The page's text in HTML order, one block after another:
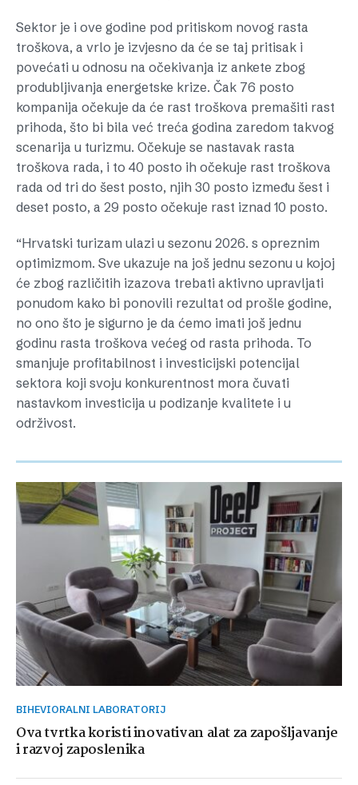
Sektor je i ove godine pod pritiskom novog rasta
troškova, a vrlo je izvjesno da će se taj pritisak i
povećati u odnosu na očekivanja iz ankete zbog
produbljivanja energetske krize. Čak 76 posto
kompanija očekuje da će rast troškova premašiti rast
prihoda, što bi bila već treća godina zaredom takvog
scenarija u turizmu. Očekuje se nastavak rasta
troškova rada, i to 40 posto ih očekuje rast troškova
rada od tri do šest posto, njih 30 posto između šest i
deset posto, a 29 posto očekuje rast iznad 10 posto.
“Hrvatski turizam ulazi u sezonu 2026. s opreznim
optimizmom. Sve ukazuje na još jednu sezonu u kojoj
će zbog različitih izazova trebati aktivno upravljati
ponudom kako bi ponovili rezultat od prošle godine,
no ono što je sigurno je da ćemo imati još jednu
godinu rasta troškova većeg od rasta prihoda. To
smanjuje profitabilnost i investicijski potencijal
sektora koji svoju konkurentnost mora čuvati
nastavkom investicija u podizanje kvalitete i u
održivost.
BIHEVIORALNI LABORATORIJ
Ova tvrtka koristi inovativan alat za zapošljavanje
i razvoj zaposlenika